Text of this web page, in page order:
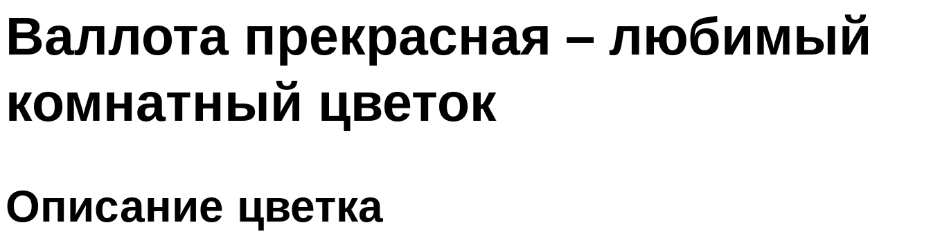
Валлота прекрасная – любимый
комнатный цветок
Описание цветка